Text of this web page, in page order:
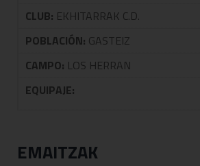
CLUB: EKHITARRAK C.D.
POBLACIÓN: GASTEIZ
CAMPO: LOS HERRAN
EQUIPAJE:
EMAITZAK